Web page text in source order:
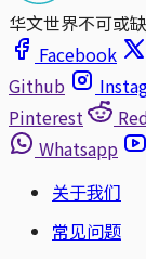
华文世界不可或
Facebook
Github
Pinterest
Whatsapp
关于我们
常见问题